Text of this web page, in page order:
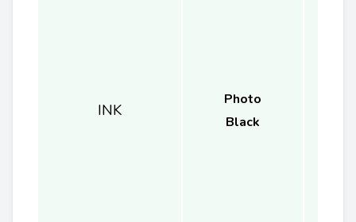
INK
Photo
Black